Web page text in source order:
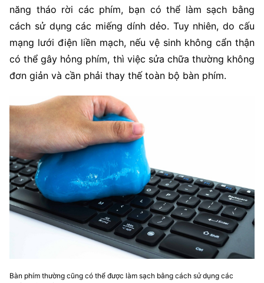
năng tháo rời các phím, bạn có thể làm sạch bằng
cách sử dụng các miếng dính dẻo. Tuy nhiên, do cấu
mạng lưới điện liền mạch, nếu vệ sinh không cẩn thận
có thể gây hỏng phím, thì việc sửa chữa thường không
đơn giản và cần phải thay thế toàn bộ bàn phím.
Bàn phím thường cũng có thể được làm sạch bằng cách sử dụng các